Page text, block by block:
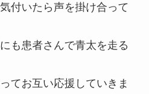
付いたら声を掛け合って
も患者さんで青太を走る
てお互い応援していきま